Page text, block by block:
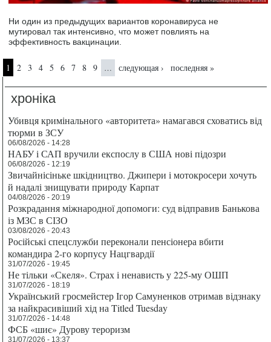
Ни один из предыдущих вариантов коронавируса не
мутировал так интенсивно, что может повлиять на
эффективность вакцинации.
Страницы
1 2 3 4 5 6 7 8 9 … следующая › последняя »
хроніка
Убивця кримінального «авторитета» намагався сховатись від
тюрми в ЗСУ
06/08/2026 - 14:28
НАБУ і САП вручили експослу в США нові підозри
06/08/2026 - 12:19
Звичайнісіньке шкідництво. Джипери і мотокросери хочуть
й надалі знищувати природу Карпат
04/08/2026 - 20:19
Розкрадання міжнародної допомоги: суд відправив Банькова
із МЗС в СІЗО
03/08/2026 - 20:43
Російські спецслужби переконали пенсіонера вбити
командира 2-го корпусу Нацгвардії
31/07/2026 - 19:45
Не тільки «Скеля». Страх і ненависть у 225-му ОШП
31/07/2026 - 18:19
Український гросмейстер Ігор Самуненков отримав відзнаку
за найкрасивіший хід на Titled Tuesday
31/07/2026 - 14:48
ФСБ «шиє» Дурову тероризм
31/07/2026 - 13:37